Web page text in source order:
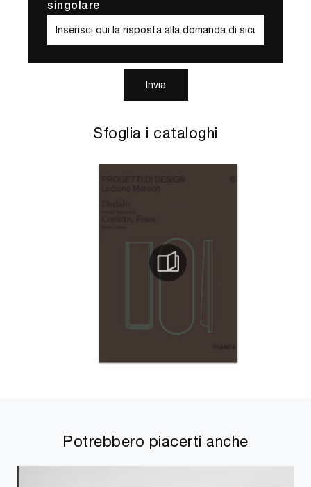
Sfoglia i cataloghi
singolare
Invia
Potrebbero piacerti anche